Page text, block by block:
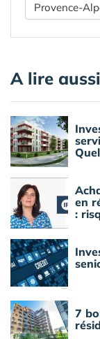
Provence-
A lire aussi
en
:
7